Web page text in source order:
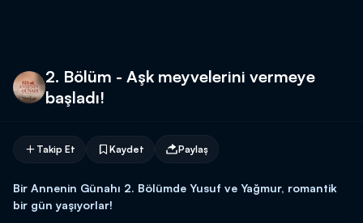
2. Bölüm - Aşk meyvelerini vermeye
başladı!
Takip Et Kaydet Paylaş
Bir Annenin Günahı 2. Bölümde Yusuf ve Yağmur, romantik
bir gün yaşıyorlar!